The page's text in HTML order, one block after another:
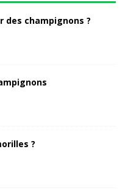
des champignons ?
?